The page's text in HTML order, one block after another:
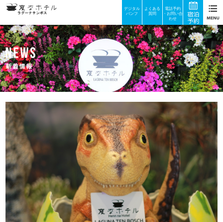
よくある
質問
電話予約
・お問い合
わせ
デジタル
パンフ